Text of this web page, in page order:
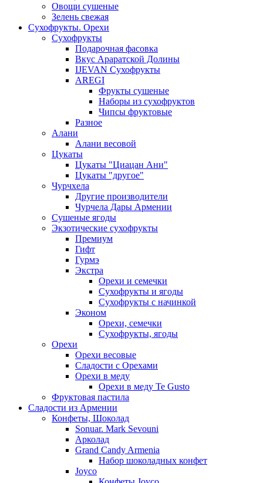
Овощи сушеные
Зелень свежая
Сухофрукты. Орехи
Сухофрукты
Подарочная фасовка
Вкус Араратской Долины
IJEVAN Сухофрукты
AREGI
Фрукты сушеные
Наборы из сухофруктов
Чипсы фруктовые
Разное
Алани
Алани весовой
Цукаты
Цукаты "Циацан Ани"
Цукаты "другое"
Чурчхела
Другие производители
Чурчела Дары Армении
Сушеные ягоды
Экзотические сухофрукты
Премиум
Гифт
Гурмэ
Экстра
Орехи и семечки
Сухофрукты и ягоды
Сухофрукты с начинкой
Эконом
Орехи, семечки
Сухофрукты, ягоды
Орехи
Орехи весовые
Сладости с Орехами
Орехи в меду
Орехи в меду Te Gusto
Фруктовая пастила
Сладости из Армении
Конфеты, Шоколад
Sonuar. Mark Sevouni
Арколад
Grand Candy Armenia
Набор шоколадных конфет
Joyco